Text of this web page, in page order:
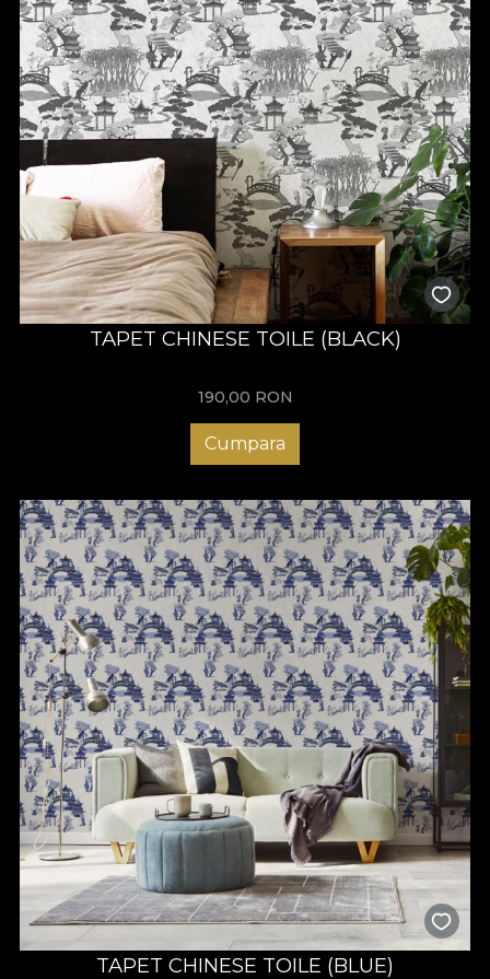
TAPET CHINESE TOILE (BLACK)
190,00 RON
Cumpara
TAPET CHINESE TOILE (BLUE)